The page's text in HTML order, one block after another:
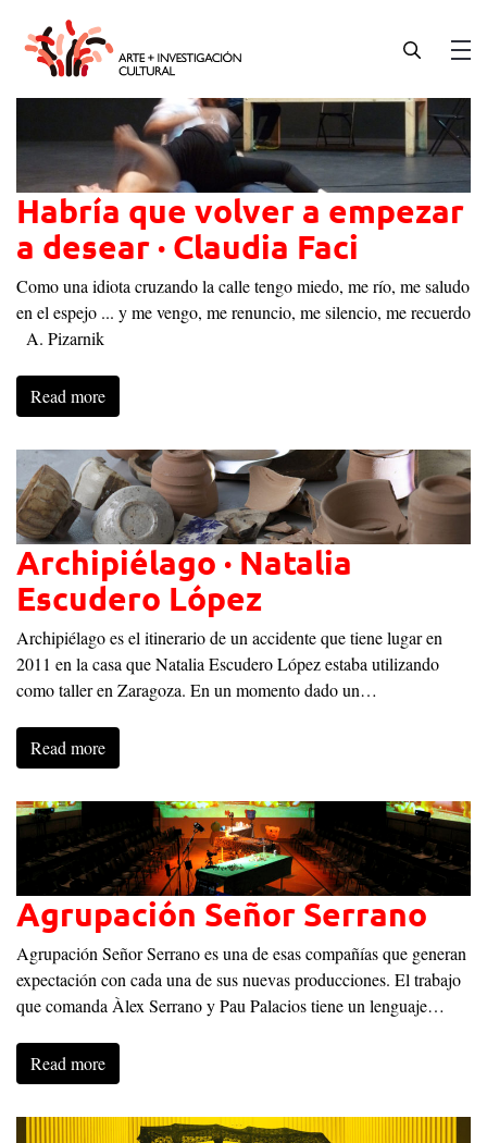
content
Habría que volver a empezar
a desear · Claudia Faci
Como una idiota cruzando la calle tengo miedo, me río, me saludo
en el espejo ... y me vengo, me renuncio, me silencio, me recuerdo
A. Pizarnik
Read more
Archipiélago · Natalia
Escudero López
Archipiélago es el itinerario de un accidente que tiene lugar en
2011 en la casa que Natalia Escudero López estaba utilizando
como taller en Zaragoza. En un momento dado un…
Read more
Agrupación Señor Serrano
Agrupación Señor Serrano es una de esas compañías que generan
expectación con cada una de sus nuevas producciones. El trabajo
que comanda Àlex Serrano y Pau Palacios tiene un lenguaje…
Read more